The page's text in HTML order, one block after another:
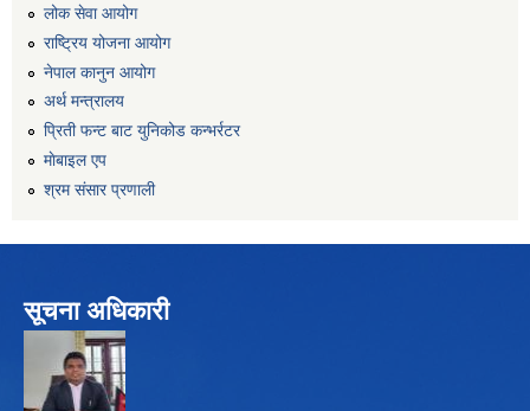
लोक सेवा आयोग
राष्ट्रिय योजना आयोग
नेपाल कानुन आयोग
अर्थ मन्त्रालय
प्रिती फन्ट बाट युनिकोड कन्भर्रटर
माेबाइल एप
श्रम संसार प्रणाली
सूचना अधिकारी